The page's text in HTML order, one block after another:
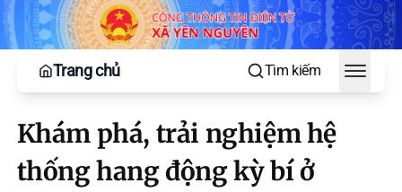
Trang chủ Tìm kiếm
Toggle
Khám phá, trải nghiệm hệ
thống hang động kỳ bí ở